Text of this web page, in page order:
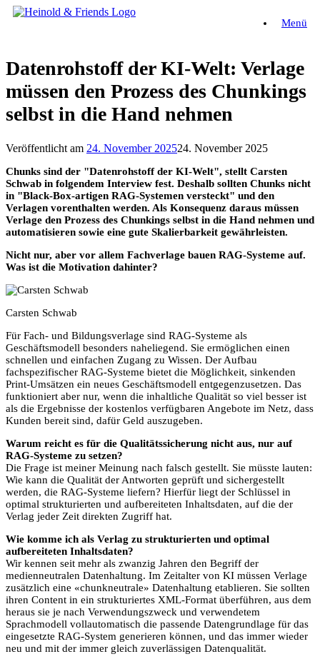
Zum
Menü
Datenrohstoff der KI-Welt: Verlage
müssen den Prozess des Chunkings
selbst in die Hand nehmen
Veröffentlicht am 24. November 202524. November 2025
Chunks sind der "Datenrohstoff der KI-Welt", stellt Carsten
Schwab in folgendem Interview fest. Deshalb sollten Chunks nicht
in "Black-Box-artigen RAG-Systemen versteckt" und den
Verlagen vorenthalten werden. Als Konsequenz daraus müssen
Verlage den Prozess des Chunkings selbst in die Hand nehmen und
automatisieren sowie eine gute Skalierbarkeit gewährleisten.
Nicht nur, aber vor allem Fachverlage bauen RAG-Systeme auf.
Was ist die Motivation dahinter?
Carsten Schwab
Für Fach- und Bildungsverlage sind RAG-Systeme als
Geschäftsmodell besonders naheliegend. Sie ermöglichen einen
schnellen und einfachen Zugang zu Wissen. Der Aufbau
fachspezifischer RAG-Systeme bietet die Möglichkeit, sinkenden
Print-Umsätzen ein neues Geschäftsmodell entgegenzusetzen. Das
funktioniert aber nur, wenn die inhaltliche Qualität so viel besser ist
als die Ergebnisse der kostenlos verfügbaren Angebote im Netz, dass
Kunden bereit sind, dafür Geld auszugeben.
Warum reicht es für die Qualitätssicherung nicht aus, nur auf
RAG-Systeme zu setzen?
Die Frage ist meiner Meinung nach falsch gestellt. Sie müsste lauten:
Wie kann die Qualität der Antworten geprüft und sichergestellt
werden, die RAG-Systeme liefern? Hierfür liegt der Schlüssel in
optimal strukturierten und aufbereiteten Inhaltsdaten, auf die der
Verlag jeder Zeit direkten Zugriff hat.
Wie komme ich als Verlag zu strukturierten und optimal
aufbereiteten Inhaltsdaten?
Wir kennen seit mehr als zwanzig Jahren den Begriff der
medienneutralen Datenhaltung. Im Zeitalter von KI müssen Verlage
zusätzlich eine «chunkneutrale» Datenhaltung etablieren. Sie sollten
ihren Content in ein strukturiertes XML-Format überführen, aus dem
heraus sie je nach Verwendungszweck und verwendetem
Sprachmodell vollautomatisch die passende Datengrundlage für das
eingesetzte RAG-System generieren können, und das immer wieder
neu und mit der immer gleich zuverlässigen Datenqualität.